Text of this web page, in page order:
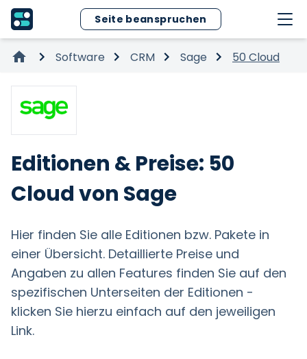
Seite beanspruchen
Software CRM Sage 50 Cloud
Editionen & Preise: 50
Cloud von Sage
Hier finden Sie alle Editionen bzw. Pakete in
einer Übersicht. Detaillierte Preise und
Angaben zu allen Features finden Sie auf den
spezifischen Unterseiten der Editionen -
klicken Sie hierzu einfach auf den jeweiligen
Link.